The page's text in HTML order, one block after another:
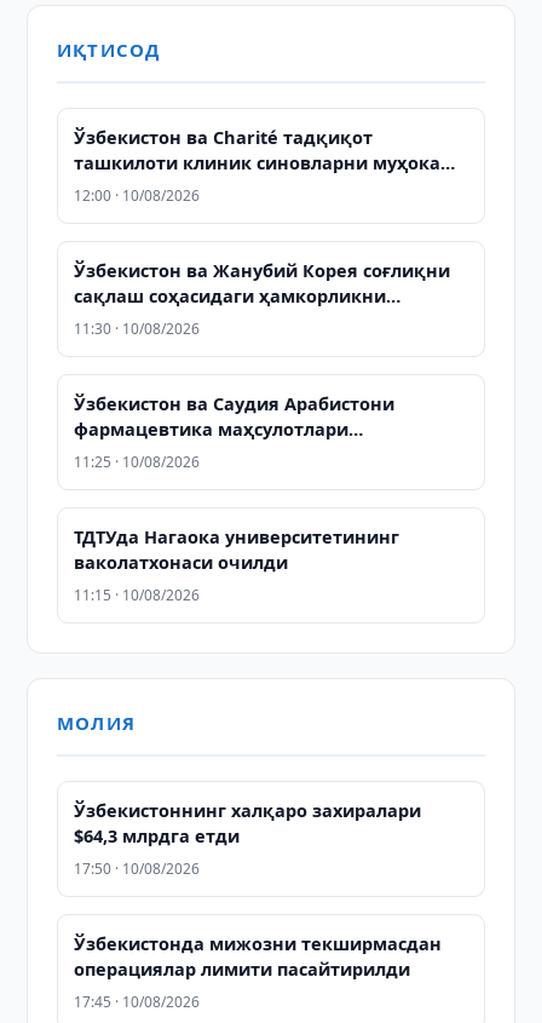
ИҚТИСОД
Ўзбекистон ва Charité тадқиқот
ташкилоти клиник синовларни муҳокама
қилишди
12:00 · 10/08/2026
Ўзбекистон ва Жанубий Корея соғлиқни
сақлаш соҳасидаги ҳамкорликни
кенгайтиради
11:30 · 10/08/2026
Ўзбекистон ва Саудия Арабистони
фармацевтика маҳсулотлари
хавфсизлигини тартибга солишни
11:25 · 10/08/2026
ТДТУда Нагаока университетининг
ваколатхонаси очилди
11:15 · 10/08/2026
МОЛИЯ
Ўзбекистоннинг халқаро захиралари
$64,3 млрдга етди
17:50 · 10/08/2026
Ўзбекистонда мижозни текширмасдан
операциялар лимити пасайтирилди
17:45 · 10/08/2026